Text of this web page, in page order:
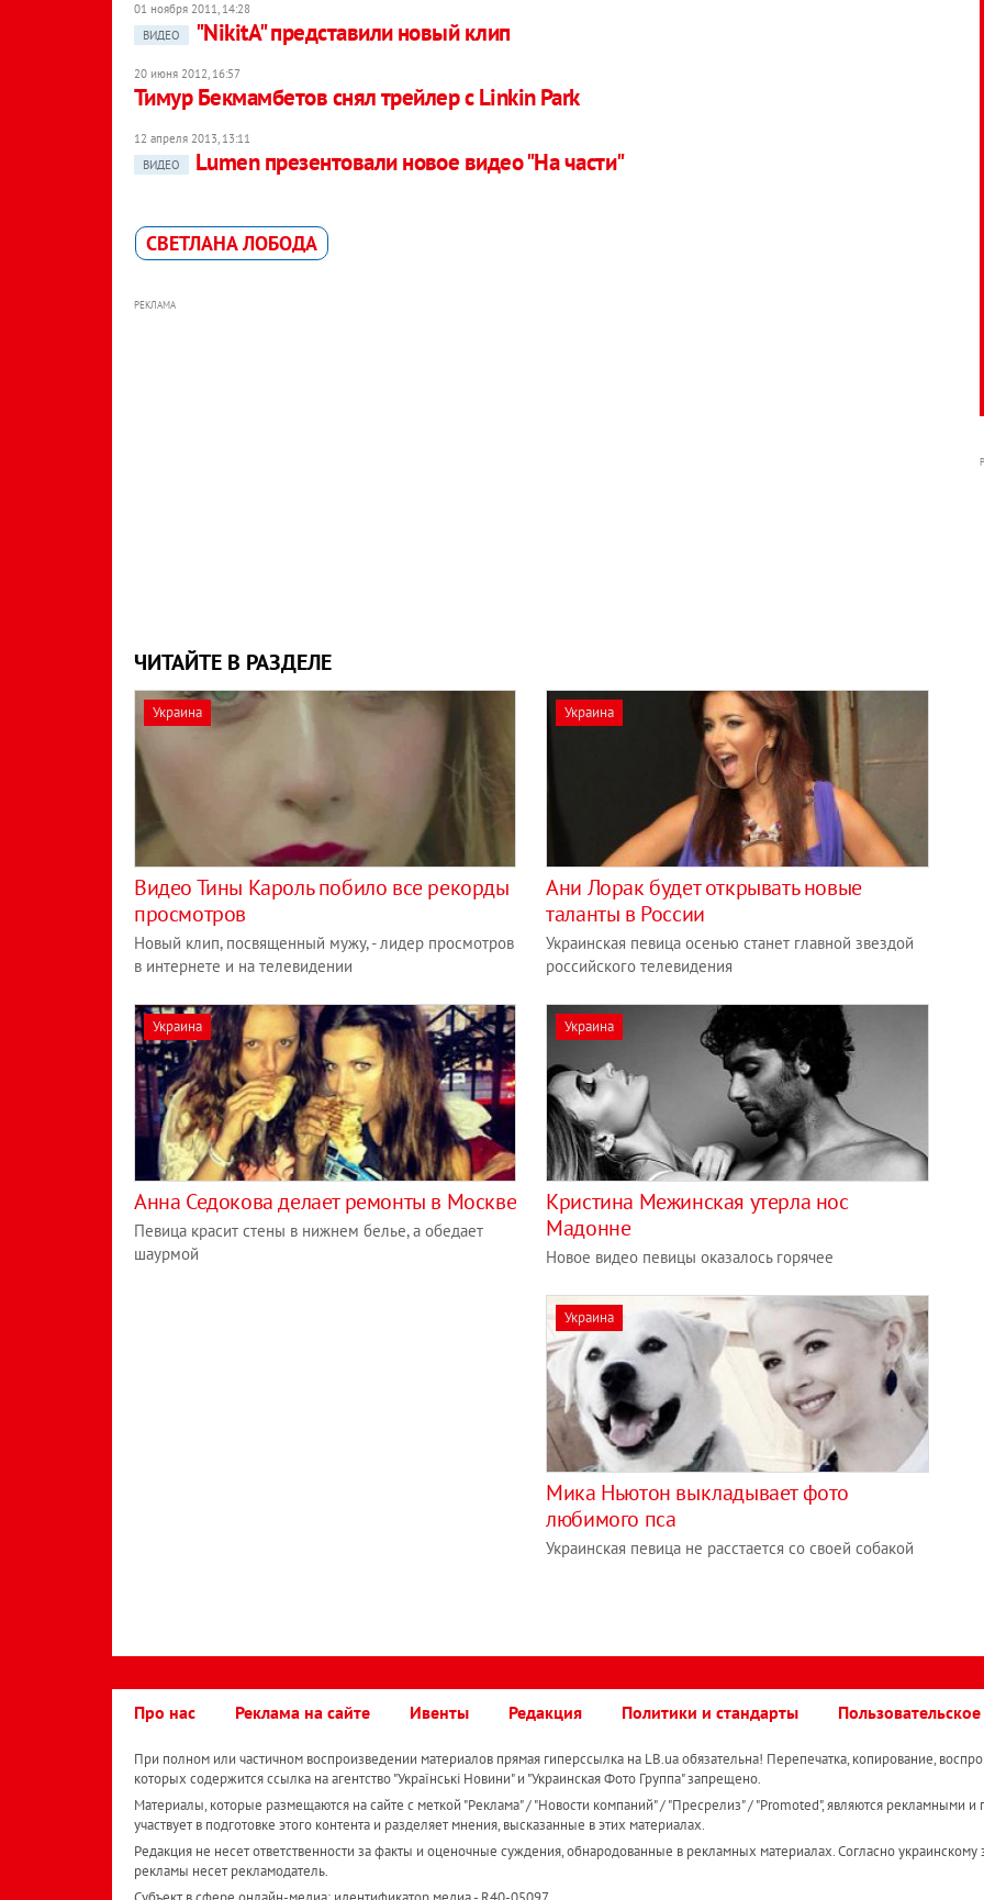
01 ноября 2011, 14:28
ВИДЕО
"NikitA" представили новый клип
20 июня 2012, 16:57
Тимур Бекмамбетов снял трейлер с Linkin Park
12 апреля 2013, 13:11
ВИДЕО
Lumen презентовали новое видео "На части"
СВЕТЛАНА ЛОБОДА
РЕКЛАМА
ЧИТАЙТЕ В РАЗДЕЛЕ
Украина
Видео Тины Кароль побило все рекорды
просмотров
Новый клип, посвященный мужу, - лидер просмотров
в интернете и на телевидении
Украина
Ани Лорак будет открывать новые
таланты в России
Украинская певица осенью станет главной звездой
российского телевидения
Украина
Анна Седокова делает ремонты в Москве
Певица красит стены в нижнем белье, а обедает
шаурмой
Украина
Кристина Межинская утерла нос
Мадонне
Новое видео певицы оказалось горячее
Украина
Мика Ньютон выкладывает фото
любимого пса
Украинская певица не расстается со своей собакой
Про нас Реклама на сайте Ивенты Редакция Политики и стандарты
При полном или частичном воспроизведении материалов прямая гиперссылка на LB.ua обязательна! Перепечатка, копирование,
которых содержится ссылка на агентство "Українськi Новини" и "Украинская Фото Группа" запрещено.
Материалы, которые размещаются на сайте с меткой "Реклама" / "Новости компаний" / "Пресрелиз" / "Promoted", являются рекламными и
участвует в подготовке этого контента и разделяет мнения, высказанные в этих материалах.
Редакция не несет ответственности за факты и оценочные суждения, обнародованные в рекламных материалах. Согласно украинскому
рекламы несет рекламодатель.